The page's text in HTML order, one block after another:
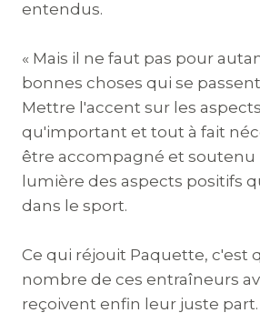
entendus.
« Mais il ne faut pas pour
bonnes choses qui se
Mettre l'accent sur les
qu'important et tout à fait
être accompagné et soutenu
lumière des aspects positifs
dans le sport.
Ce qui réjouit Paquette, c'est
nombre de ces entraîneurs
reçoivent enfin leur juste part.